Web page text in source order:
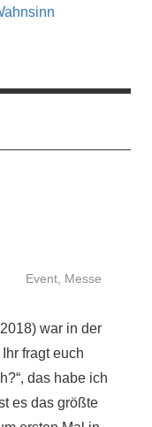
Event, Messe
war in der
fragt euch
das habe ich
es das größte